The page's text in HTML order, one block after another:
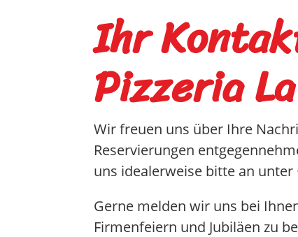
Ihr
Pizzeria
Wir freuen uns über Ihre
Reservierungen
uns idealerweise bitte an unter
Gerne melden wir uns bei
Firmenfeiern und Jubiläen zu